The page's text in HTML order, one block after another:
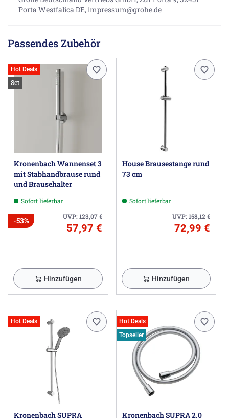
Porta Westfalica DE, impressum@grohe.de
Passendes Zubehör
Hot Deals
Set
Kronenbach Wannenset 3
mit Stabhandbrause rund
und Brausehalter
Sofort lieferbar
UVP:123,07€
-53%
57,97 €
Hinzufügen
House Brausestange rund
73 cm
Sofort lieferbar
UVP:158,12€
72,99 €
Hinzufügen
Hot Deals
Kronenbach SUPRA
Hot Deals
Topseller
Kronenbach SUPRA 2.0